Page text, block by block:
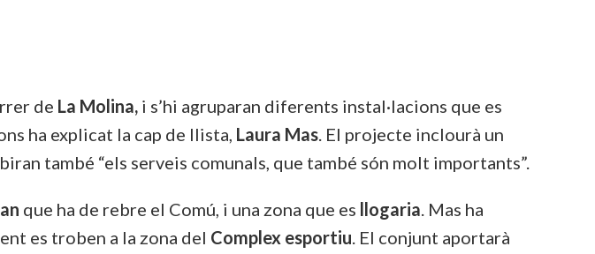
de La Molina, i s’hi agruparan diferents instal·lacions que es
ha explicat la cap de llista, Laura Mas. El projecte inclourà un
també “els serveis comunals, que també són molt importants”.
que ha de rebre el Comú, i una zona que es llogaria. Mas ha
es troben a la zona del Complex esportiu. El conjunt aportarà